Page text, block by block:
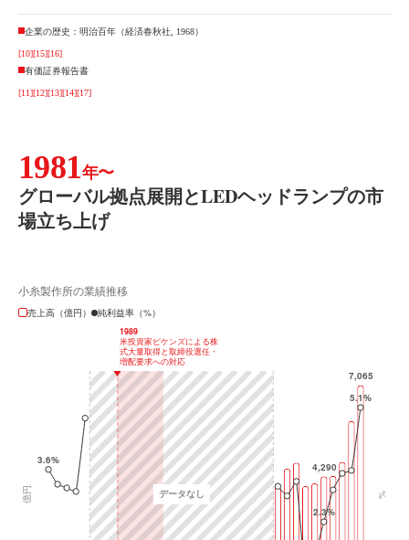
企業の歴史：明治百年（経済春秋社, 1968）
[10][15][16]
有価証券報告書
[11][12][13][14][17]
1981年〜
グローバル拠点展開とLEDヘッドランプの市
場立ち上げ
小糸製作所の業績推移
売上高（億円）
純利益率（%）